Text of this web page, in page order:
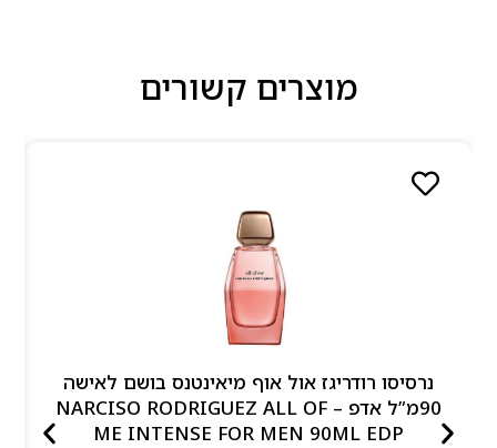
מוצרים קשורים
נרסיסו רודריגז אול אוף מיאינטנס בושם לאישה
90מ”ל אדפ – NARCISO RODRIGUEZ ALL OF
ME INTENSE FOR MEN 90ML EDP